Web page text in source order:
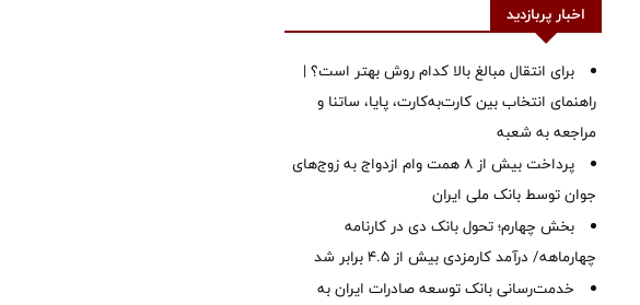
اخبار پربازدید
برای انتقال مبالغ بالا کدام روش بهتر است؟ |
راهنمای انتخاب بین کارت‌به‌کارت، پایا، ساتنا و
مراجعه به شعبه
پرداخت بیش از ۸ همت وام ازدواج به زوج‌های
جوان توسط بانک ملی ایران
بخش چهارم؛ تحول بانک دی در کارنامه
چهارماهه/ درآمد کارمزدی بیش از ۴.۵ برابر شد
خدمت‌رسانی بانک توسعه صادرات ایران به